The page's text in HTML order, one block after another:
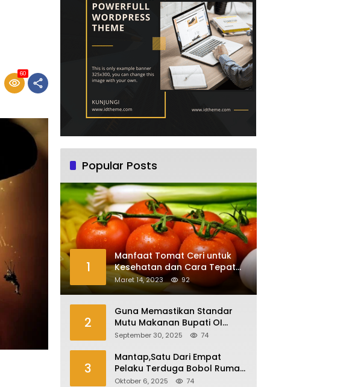
60
Popular Posts
1
Manfaat Tomat Ceri untuk
Kesehatan dan Cara Tepat
Mengonsumsinya
Maret 14, 2023 92
2
Guna Memastikan Standar
Mutu Makanan Bupati OI
Sidak Dapur MBG
September 30, 2025 74
3
Mantap,Satu Dari Empat
Pelaku Terduga Bobol Rumah
Di Plaju Ditangkap
Oktober 6, 2025 74